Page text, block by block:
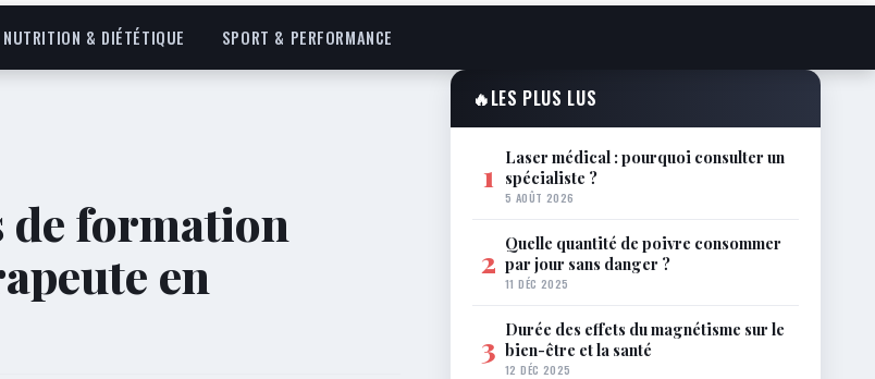
NUTRITION & DIÉTÉTIQUE SPORT & PERFORMANCE
de formation
en
🔥LES PLUS LUS
1 Laser médical : pourquoi consulter un
spécialiste ?
5 AOÛT 2026
2 Quelle quantité de poivre consommer
par jour sans danger ?
11 DÉC 2025
3 Durée des effets du magnétisme sur le
bien-être et la santé
12 DÉC 2025